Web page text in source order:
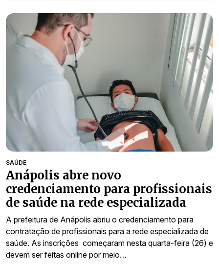
SAÚDE
Anápolis abre novo
credenciamento para profissionais
de saúde na rede especializada
A prefeitura de Anápolis abriu o credenciamento para
contratação de profissionais para a rede especializada de
saúde. As inscrições começaram nesta quarta-feira (26) e
devem ser feitas online por meio…